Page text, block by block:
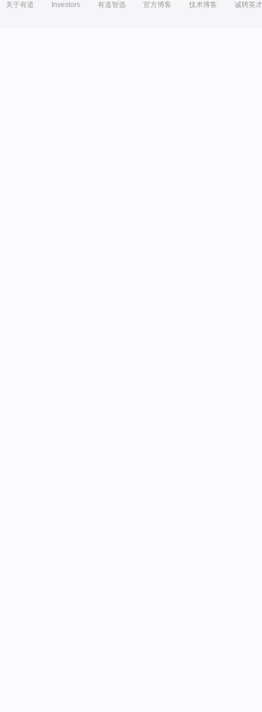
关于有道 Investors 有道智选 官方博客 技术博客 诚聘英才